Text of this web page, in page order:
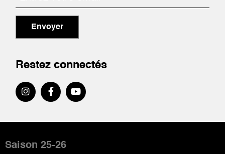
Envoyer
Restez connectés
de
Saison 25-26